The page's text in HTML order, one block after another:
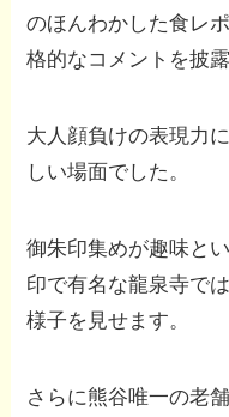
のほんわかした食レ
格的なコメントを披露
大人顔負けの表現力
しい場面でした。
御朱印集めが趣味と
印で有名な龍泉寺で
様子を見せます。
さらに熊谷唯一の老